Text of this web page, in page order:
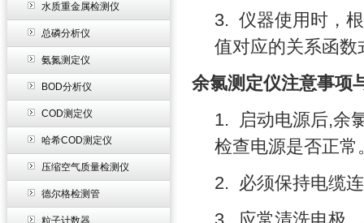
水质重金属检测仪
总磷分析仪
氨氮测定仪
BOD分析仪
COD测定仪
哈希COD测定仪
压缩空气质量检测仪
德尔格检测管
粒子计数器
3. 仪器使用时，
值对应的关系函
余氯测定仪注意事项
1.
启动电源后,余
检查电源是否正常
2. 必须保持电缆